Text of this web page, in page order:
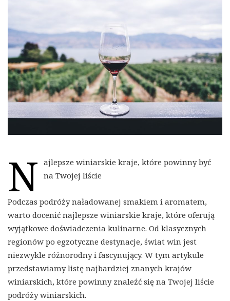
N ajlepsze winiarskie kraje, które powinny być
na Twojej liście
Podczas podróży naładowanej smakiem i aromatem,
warto docenić najlepsze winiarskie kraje, które oferują
wyjątkowe doświadczenia kulinarne. Od klasycznych
regionów po egzotyczne destynacje, świat win jest
niezwykle różnorodny i fascynujący. W tym artykule
przedstawiamy listę najbardziej znanych krajów
winiarskich, które powinny znaleźć się na Twojej liście
podróży winiarskich.